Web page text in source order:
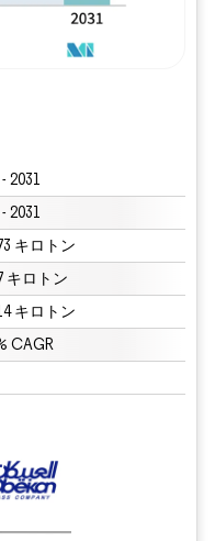
2031
2031
キロトン
キロトン
キロトン
CAGR
BY 4.0の表示が必要です。